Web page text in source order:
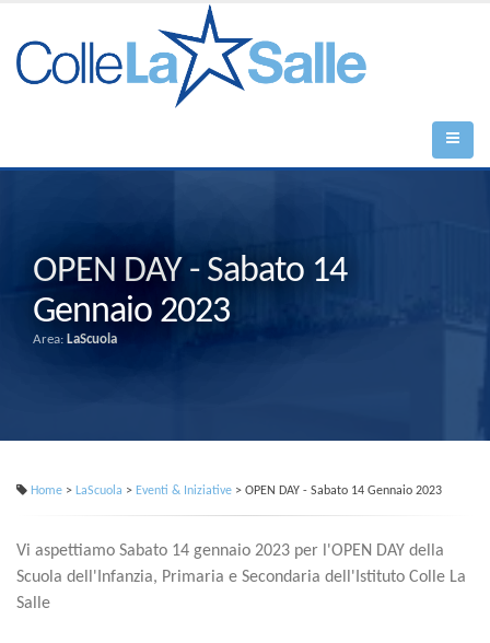
OPEN DAY - Sabato 14
Gennaio 2023
Area: LaScuola
Home > LaScuola > Eventi & Iniziative > OPEN DAY - Sabato 14 Gennaio 2023
Vi aspettiamo Sabato 14 gennaio 2023 per l'OPEN DAY della
Scuola dell'Infanzia, Primaria e Secondaria dell'Istituto Colle La
Salle